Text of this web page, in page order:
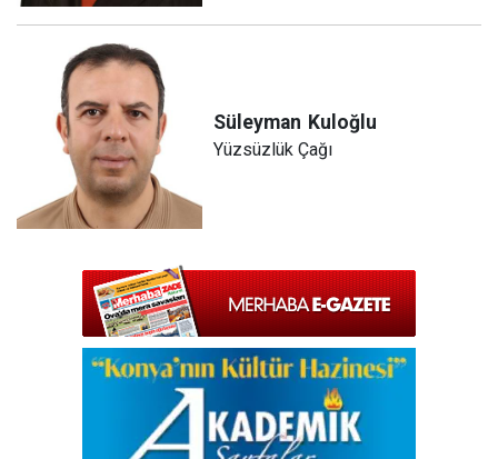
Süleyman Kuloğlu
Yüzsüzlük Çağı